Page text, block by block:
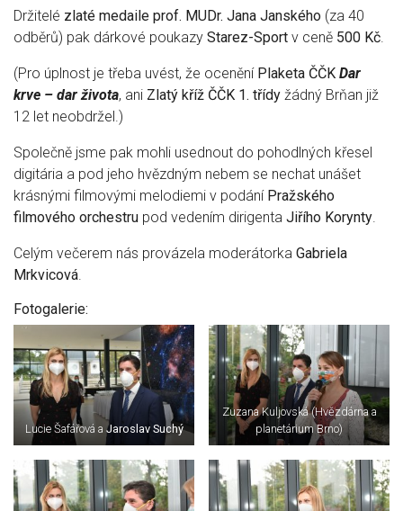
Držitelé zlaté medaile prof. MUDr. Jana Janského (za 40
odběrů) pak dárkové poukazy Starez-Sport v ceně 500 Kč.
(Pro úplnost je třeba uvést, že ocenění Plaketa ČČK Dar
krve – dar života, ani Zlatý kříž ČČK 1. třídy žádný Brňan již
12 let neobdržel.)
Společně jsme pak mohli usednout do pohodlných křesel
digitária a pod jeho hvězdným nebem se nechat unášet
krásnými filmovými melodiemi v podání Pražského
filmového orchestru pod vedením dirigenta Jiřího Korynty.
Celým večerem nás provázela moderátorka Gabriela
Mrkvicová.
Fotogalerie:
Lucie Šafářová a Jaroslav Suchý
Zuzana Kuljovská (Hvězdárna a
planetárium Brno)